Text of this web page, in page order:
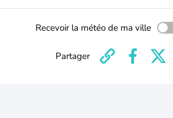
Recevoir la météo de ma ville
Partager